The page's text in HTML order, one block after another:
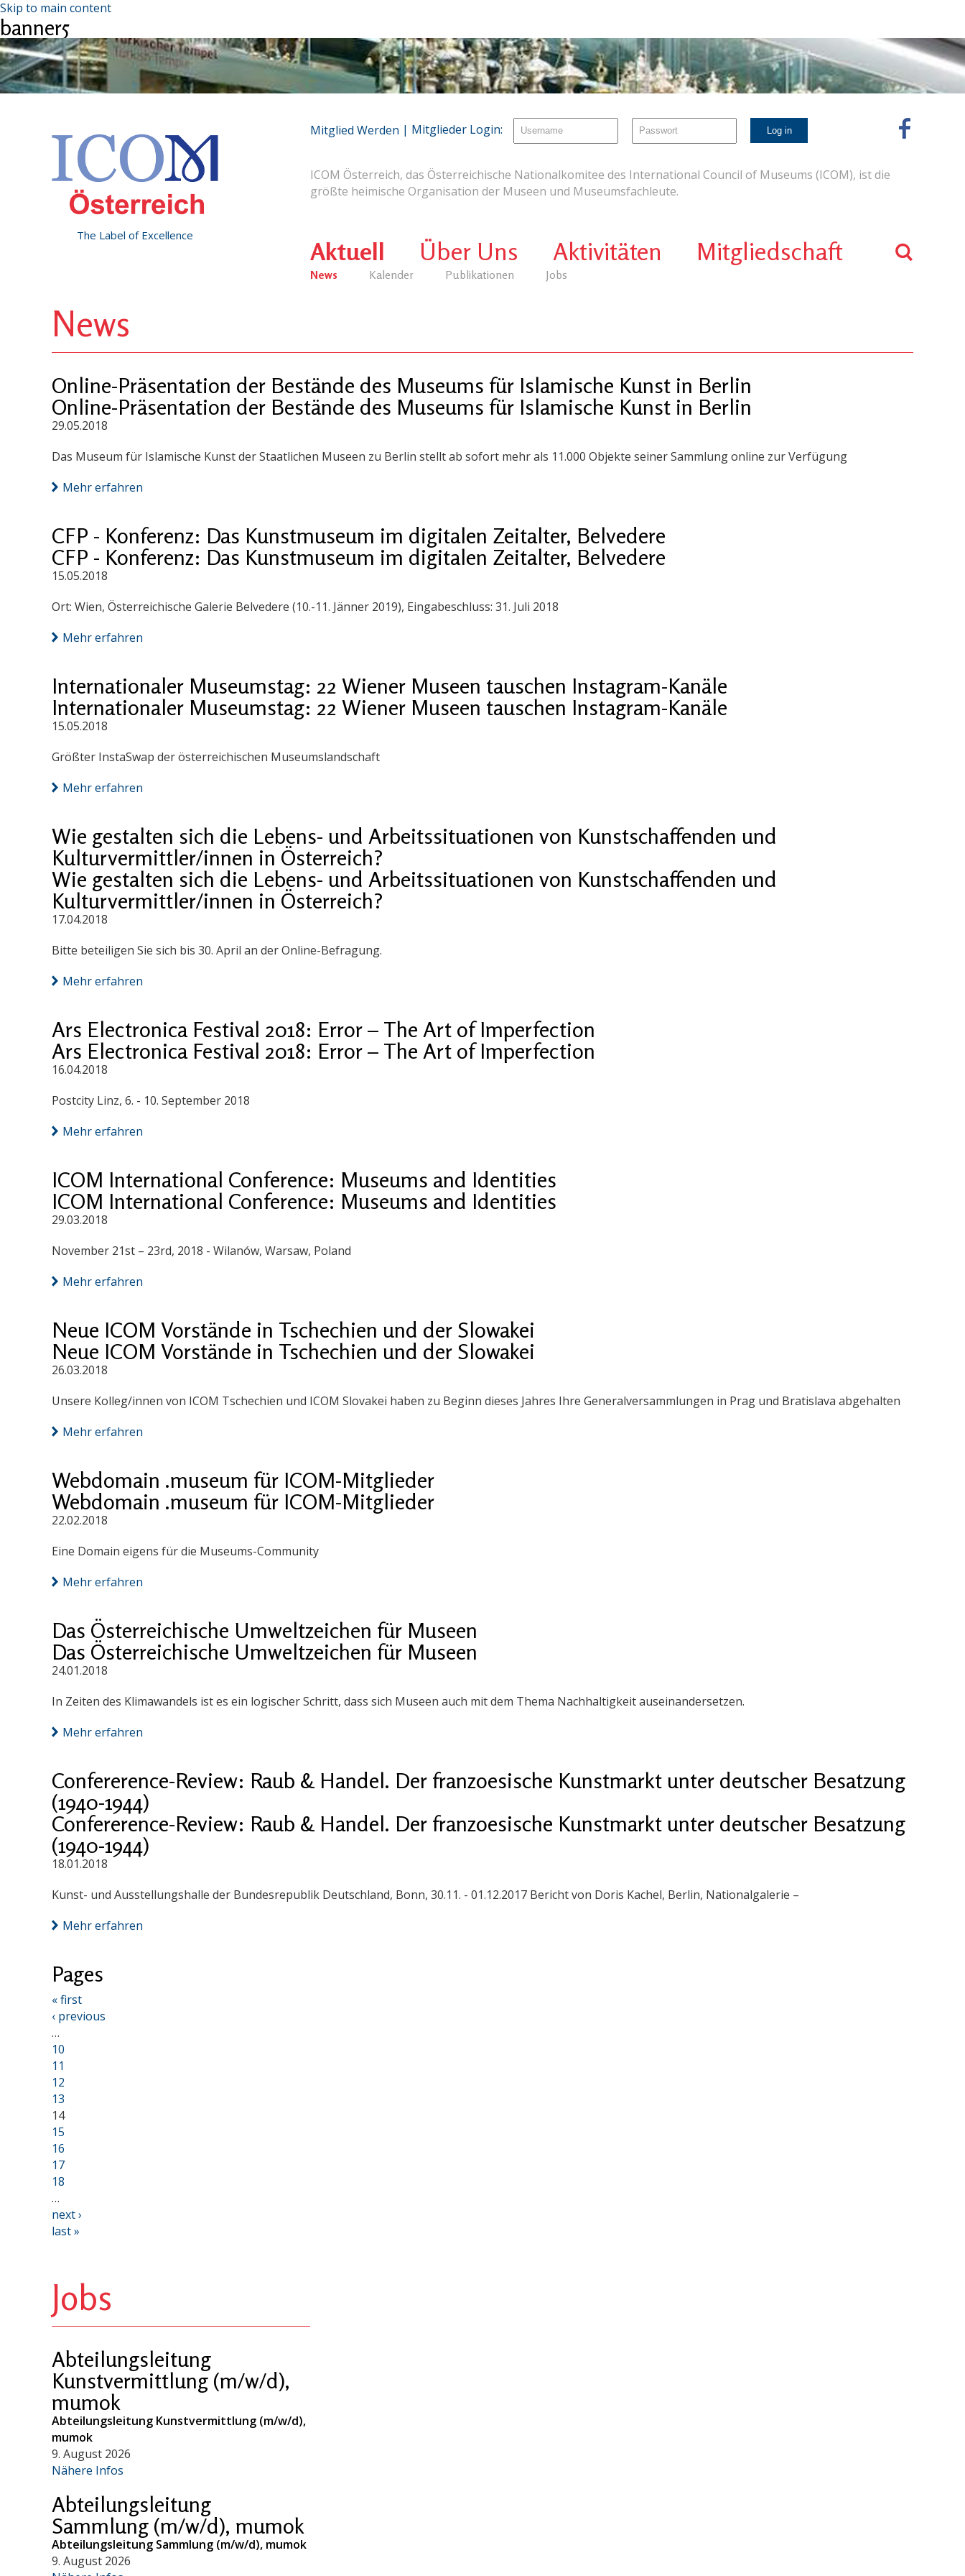
Skip to main content
banner5
The Label of Excellence
ICOM Österreich, das Österreichische Nationalkomitee des International Council of Museums (ICOM), ist die
größte heimische Organisation der Museen und Museumsfachleute.
Aktuell
News Kalender Publikationen Jobs
Über Uns Aktivitäten Mitgliedschaft
Mitglied Werden | Mitglieder Login:
News
Online-Präsentation der Bestände des Museums für Islamische Kunst in Berlin
Online-Präsentation der Bestände des Museums für Islamische Kunst in Berlin
29.05.2018
Das Museum für Islamische Kunst der Staatlichen Museen zu Berlin stellt ab sofort mehr als 11.000 Objekte seiner Sammlung online zur Verfügung
Mehr erfahren
CFP - Konferenz: Das Kunstmuseum im digitalen Zeitalter, Belvedere
CFP - Konferenz: Das Kunstmuseum im digitalen Zeitalter, Belvedere
15.05.2018
Ort: Wien, Österreichische Galerie Belvedere (10.-11. Jänner 2019), Eingabeschluss: 31. Juli 2018
Mehr erfahren
Internationaler Museumstag: 22 Wiener Museen tauschen Instagram-Kanäle
Internationaler Museumstag: 22 Wiener Museen tauschen Instagram-Kanäle
15.05.2018
Größter InstaSwap der österreichischen Museumslandschaft
Mehr erfahren
Wie gestalten sich die Lebens- und Arbeitssituationen von Kunstschaffenden und
Kulturvermittler/innen in Österreich?
Wie gestalten sich die Lebens- und Arbeitssituationen von Kunstschaffenden und
Kulturvermittler/innen in Österreich?
17.04.2018
Bitte beteiligen Sie sich bis 30. April an der Online-Befragung.
Mehr erfahren
Ars Electronica Festival 2018: Error – The Art of Imperfection
Ars Electronica Festival 2018: Error – The Art of Imperfection
16.04.2018
Postcity Linz, 6. - 10. September 2018
Mehr erfahren
ICOM International Conference: Museums and Identities
ICOM International Conference: Museums and Identities
29.03.2018
November 21st – 23rd, 2018 - Wilanów, Warsaw, Poland
Mehr erfahren
Neue ICOM Vorstände in Tschechien und der Slowakei
Neue ICOM Vorstände in Tschechien und der Slowakei
26.03.2018
Unsere Kolleg/innen von ICOM Tschechien und ICOM Slovakei haben zu Beginn dieses Jahres Ihre Generalversammlungen in Prag und Bratislava abgehalten
Mehr erfahren
Webdomain .museum für ICOM-Mitglieder
Webdomain .museum für ICOM-Mitglieder
22.02.2018
Eine Domain eigens für die Museums-Community
Mehr erfahren
Das Österreichische Umweltzeichen für Museen
Das Österreichische Umweltzeichen für Museen
24.01.2018
In Zeiten des Klimawandels ist es ein logischer Schritt, dass sich Museen auch mit dem Thema Nachhaltigkeit auseinandersetzen.
Mehr erfahren
Confererence-Review: Raub & Handel. Der franzoesische Kunstmarkt unter deutscher Besatzung
(1940-1944)
Confererence-Review: Raub & Handel. Der franzoesische Kunstmarkt unter deutscher Besatzung
(1940-1944)
18.01.2018
Kunst- und Ausstellungshalle der Bundesrepublik Deutschland, Bonn, 30.11. - 01.12.2017 Bericht von Doris Kachel, Berlin, Nationalgalerie –
Mehr erfahren
Pages
« first
‹ previous
…
10
11
12
13
14
15
16
17
18
…
next ›
last »
Jobs
Abteilungsleitung
Kunstvermittlung (m/w/d),
mumok
Abteilungsleitung Kunstvermittlung (m/w/d),
mumok
9. August 2026
Nähere Infos
Abteilungsleitung
Sammlung (m/w/d), mumok
Abteilungsleitung Sammlung (m/w/d), mumok
9. August 2026